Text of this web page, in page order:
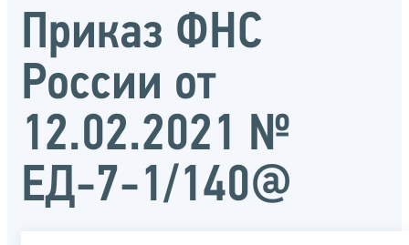
Приказ ФНС
России от
12.02.2021 №
ЕД-7-1/140@